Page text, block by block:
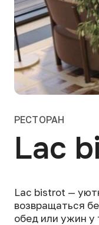
РЕСТОРАН
Lac
Lac bistrot —
возвращаться
обед или ужин у